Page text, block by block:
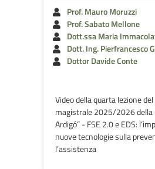
Prof. Mauro Moruzzi
Prof. Sabato Mellone
Dott.ssa Maria
Dott. Ing. Pierfrancesco
Dottor Davide Conte
Video della quarta lezione
magistrale 2025/2026 della
Ardigó” - FSE 2.0 e EDS:
nuove tecnologie sulla
l’assistenza